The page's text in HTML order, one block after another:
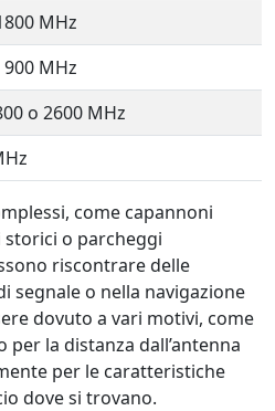
MHz
MHz
o 2600 MHz
come capannoni
o parcheggi
riscontrare delle
segnale o nella navigazione
dovuto a vari motivi, come
per la distanza dall’antenna
per le caratteristiche
dove si trovano.